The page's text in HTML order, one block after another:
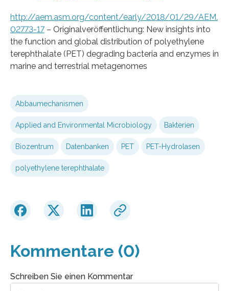
http://aem.asm.org/content/early/2018/01/29/AEM.
02773-17 – Originalveröffentlichung: New insights into
the function and global distribution of polyethylene
terephthalate (PET) degrading bacteria and enzymes in
marine and terrestrial metagenomes
Abbaumechanismen
Applied and Environmental Microbiology Bakterien
Biozentrum Datenbanken PET PET-Hydrolasen
polyethylene terephthalate
Kommentare (0)
Schreiben Sie einen Kommentar